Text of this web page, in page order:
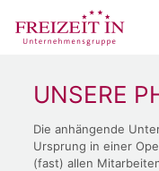
UNSERE
Die anhängende
Ursprung in einer
(fast) allen